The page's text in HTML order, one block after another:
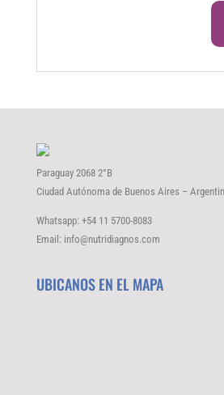
Paraguay 2068 2°B
Ciudad Autónoma de Buenos Aires –
Whatsapp: +54 11 5700-8083
Email: info@nutridiagnos.com
UBICANOS EN EL MAPA